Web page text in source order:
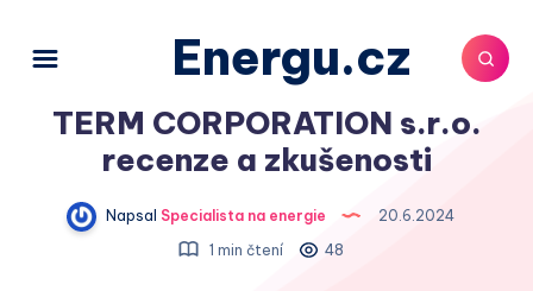
Energu.cz
TERM CORPORATION s.r.o.
recenze a zkušenosti
Napsal Specialista na energie
20.6.2024
1 min čtení
48